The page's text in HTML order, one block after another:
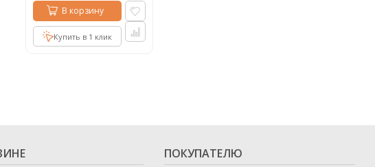
В корзину
Купить в 1 клик
ПОКУПАТЕЛЮ